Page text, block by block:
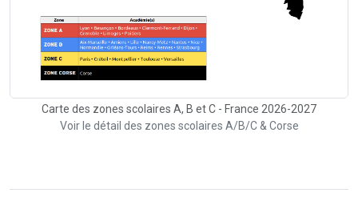
Carte des zones scolaires A, B et C - France 2026-2027
Voir le détail des zones scolaires A/B/C & Corse